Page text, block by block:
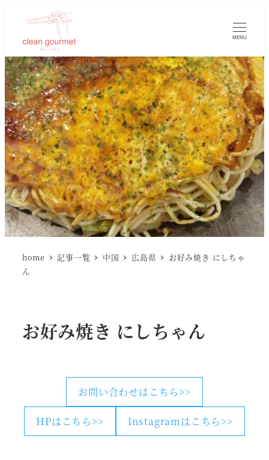
MENU
home 記事一覧 中国 広島県
お好み焼き にしちゃ
ん
お好み焼き にしちゃん
お問い合わせはこちら>>
HPはこちら>> Instagramはこちら>>